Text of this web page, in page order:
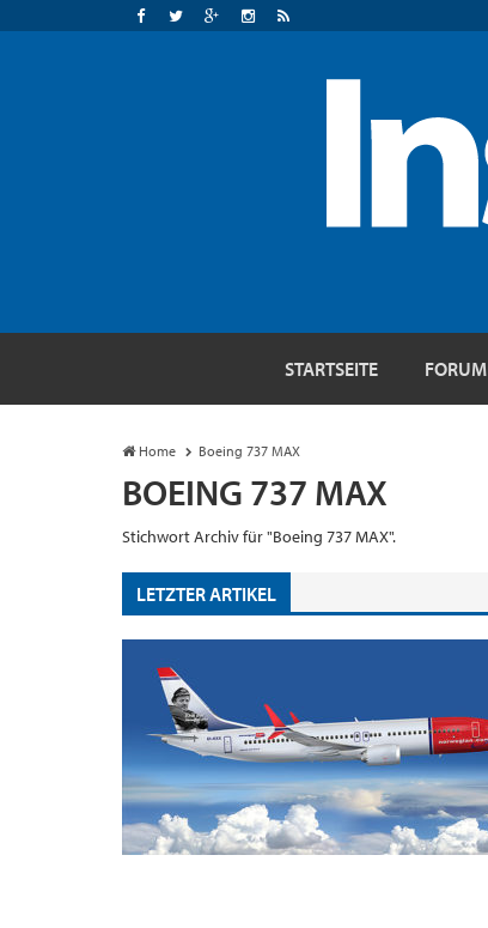
STARTSEITE FORUM
Home Boeing 737 MAX
BOEING 737 MAX
Stichwort Archiv für "Boeing 737 MAX".
LETZTER ARTIKEL